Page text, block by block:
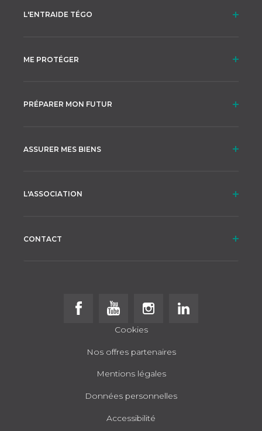
L'ENTRAIDE TÉGO
ME PROTÉGER
PRÉPARER MON FUTUR
ASSURER MES BIENS
L'ASSOCIATION
CONTACT
Cookies
Nos offres partenaires
Mentions légales
Données personnelles
Accessibilité
Follow us on Facebook
Follow us on Youtube
Follow us on Instagram
Follow us on